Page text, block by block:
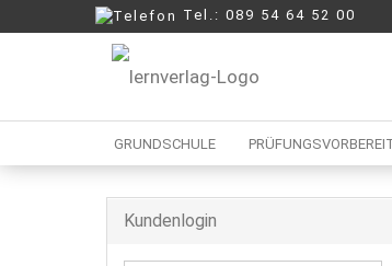
Tel.: 089 54 64 52 00
GRUNDSCHULE
Mittelschule
Kundenlogin